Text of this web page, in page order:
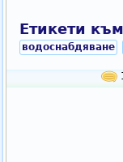
Етикети
водоснабдяване